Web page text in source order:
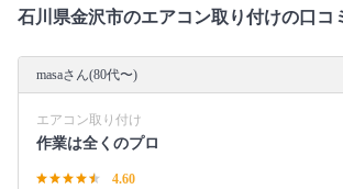
石川県金沢市のエアコン取り付けの口コ
masaさん(80代〜)
エアコン取り付け
作業は全くのプロ
4.60